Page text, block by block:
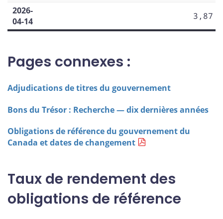
2026-
04-14
3,87
Pages connexes :
Adjudications de titres du gouvernement
Bons du Trésor : Recherche — dix dernières années
Obligations de référence du gouvernement du
Canada et dates de changement
Taux de rendement des
obligations de référence